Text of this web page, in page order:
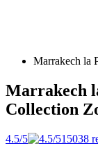
Marrakech la
Marrakech
Collection
4.5/5 15038